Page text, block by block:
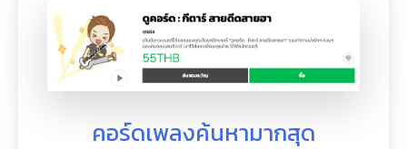
คอร์ดเพลงค้นหามากสุด